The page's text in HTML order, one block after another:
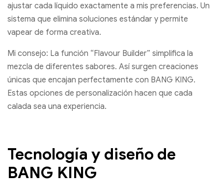
ajustar cada líquido exactamente a mis preferencias. Un
sistema que elimina soluciones estándar y permite
vapear de forma creativa.
Mi consejo: La función “Flavour Builder” simplifica la
mezcla de diferentes sabores. Así surgen creaciones
únicas que encajan perfectamente con BANG KING.
Estas opciones de personalización hacen que cada
calada sea una experiencia.
Tecnología y diseño de
BANG KING